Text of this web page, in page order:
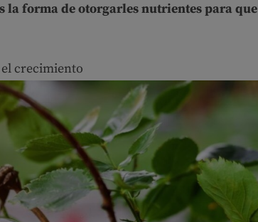
la forma de otorgarles nutrientes para que
crecimiento